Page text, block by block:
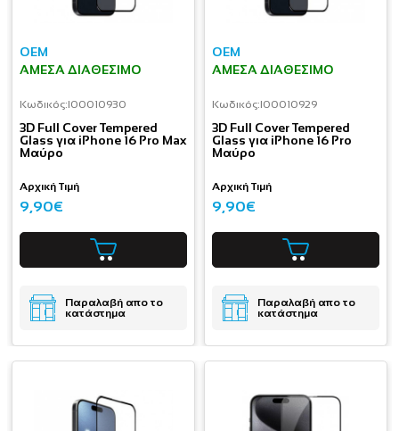
OEM
ΆΜΕΣΑ ΔΙΑΘΈΣΙΜΟ
Κωδικός:I00010930
3D Full Cover Tempered
Glass για iPhone 16 Pro Max
Μαύρο
Αρχική Τιμή
9,90€
Παραλαβή απο το
κατάστημα
OEM
ΆΜΕΣΑ ΔΙΑΘΈΣΙΜΟ
Κωδικός:I00010929
3D Full Cover Tempered
Glass για iPhone 16 Pro
Μαύρο
Αρχική Τιμή
9,90€
Παραλαβή απο το
κατάστημα